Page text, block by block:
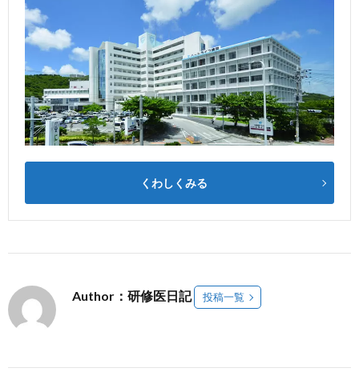
くわしくみる
Author：研修医日記 投稿一覧